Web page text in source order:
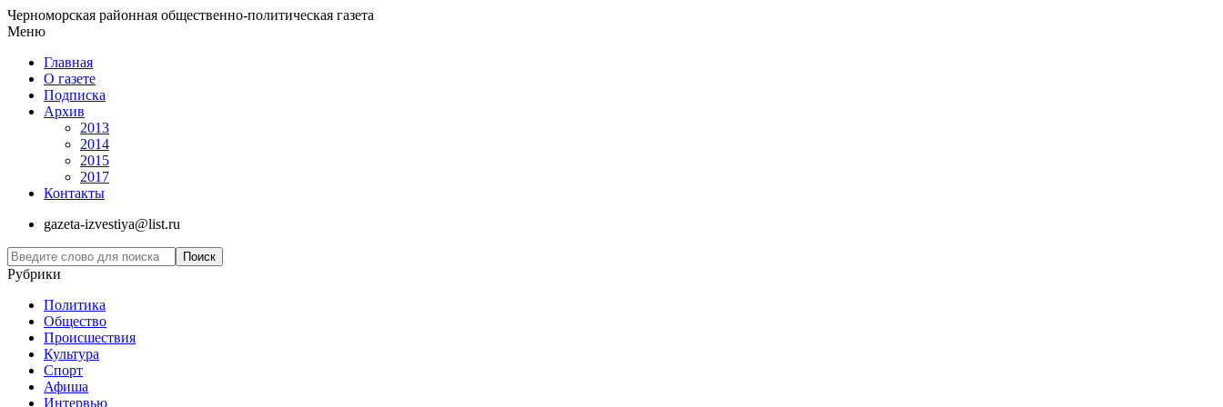
Черноморская районная общественно-политическая газета
Меню
Главная
О газете
Подписка
Архив
2013
2014
2015
2017
Контакты
gazeta-izvestiya@list.ru
Рубрики
Политика
Общество
Проиcшествия
Культура
Спорт
Афиша
Интервью